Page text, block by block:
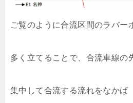
ご覧のように合流区間のラバー
多く立てることで、合流車線の
集中して合流する流れをなかば